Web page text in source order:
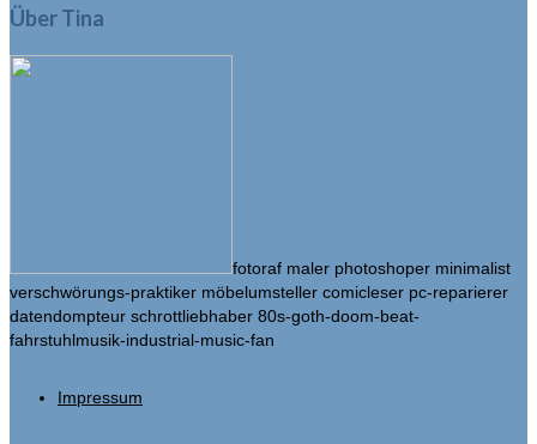
Über Tina
fotoraf maler photoshoper minimalist
verschwörungs-praktiker möbelumsteller comicleser pc-reparierer
datendompteur schrottliebhaber 80s-goth-doom-beat-
fahrstuhlmusik-industrial-music-fan
Impressum